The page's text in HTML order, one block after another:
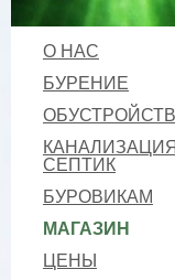
О НАС
БУРЕНИЕ
КАНАЛИЗАЦИЯ
СЕПТИК
БУРОВИКАМ
МАГАЗИН
ЦЕНЫ